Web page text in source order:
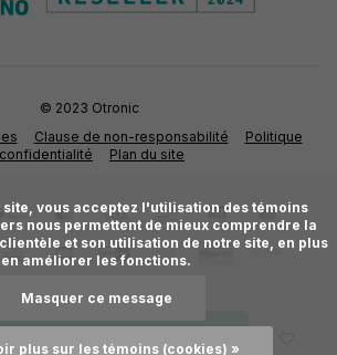
Clause de non-responsabilité
Politique
Plan du site
© 2023 Otronic
nous permettent de mieux comprendre la
et son utilisation de notre site, en plus
améliorer les fonctions.
Masquer ce message
plus sur les témoins (cookies) »